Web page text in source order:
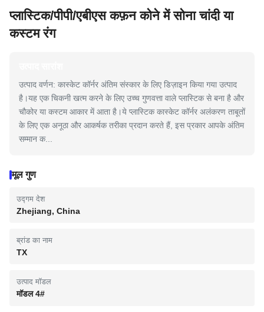
प्लास्टिक/पीपी/एबीएस कफ़न कोने में सोना चांदी या
कस्टम रंग
उत्पाद वर्णन: कास्केट कॉर्नर अंतिम संस्कार के लिए डिज़ाइन किया गया उत्पाद
है।यह एक चिकनी खत्म करने के लिए उच्च गुणवत्ता वाले प्लास्टिक से बना है और
चौकोर या कस्टम आकार में आता है।ये प्लास्टिक कास्केट कॉर्नर अलंकरण ताबूतों
के लिए एक अनूठा और आकर्षक तरीका प्रदान करते हैं, इस प्रकार आपके अंतिम
सम्मान क...
मूल गुण
उद्गम देश
Zhejiang, China
ब्रांड का नाम
TX
उत्पाद मॉडल
मॉडल 4#